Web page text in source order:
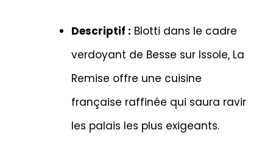
Descriptif : Blotti dans le cadre
verdoyant de Besse sur Issole, La
Remise offre une cuisine
française raffinée qui saura ravir
les palais les plus exigeants.